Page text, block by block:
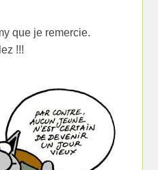
que je remercie.
!!!